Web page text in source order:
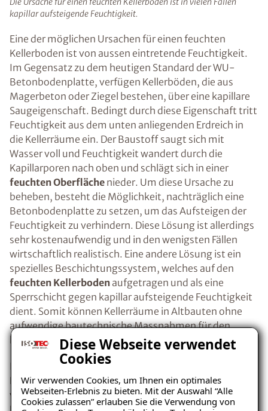
Diese Webseite verwendet
Cookies
Wir verwenden Cookies, um Ihnen ein optimales
Webseiten-Erlebnis zu bieten. Mit der Auswahl “Alle
Cookies zulassen” erlauben Sie die Verwendung von
kapillar aufsteigende Feuchtigkeit.
Eine der möglichen Ursachen für einen feuchten
Kellerboden ist von aussen eintretende Feuchtigkeit.
Im Gegensatz zu dem heutigen Standard der WU-
Betonbodenplatte, verfügen Kellerböden, die aus
Magerbeton oder Ziegel bestehen, über eine kapillare
Saugeigenschaft. Bedingt durch diese Eigenschaft tritt
Feuchtigkeit aus dem unten anliegenden Erdreich in
die Kellerräume ein. Der Baustoff saugt sich mit
Wasser voll und Feuchtigkeit wandert durch die
Kapillarporen nach oben und schlägt sich in einer
feuchten Oberfläche nieder. Um diese Ursache zu
beheben, besteht die Möglichkeit, nachträglich eine
Betonbodenplatte zu setzen, um das Aufsteigen der
Feuchtigkeit zu verhindern. Diese Lösung ist allerdings
sehr kostenaufwendig und in den wenigsten Fällen
wirtschaftlich realistisch. Eine andere Lösung ist ein
spezielles Beschichtungssystem, welches auf den
feuchten Kellerboden aufgetragen und als eine
Sperrschicht gegen kapillar aufsteigende Feuchtigkeit
dient. Somit können Kellerräume in Altbauten ohne
aufwendige bautechnische Massnahmen für den
heutigen Nutzungsstandard aufbereitet werden.
In der heutigen Zeit haben sich die
Nutzungsmöglichkeiten von Kellerräumen stark
verändert und erweitert. Durch die Nutzung der